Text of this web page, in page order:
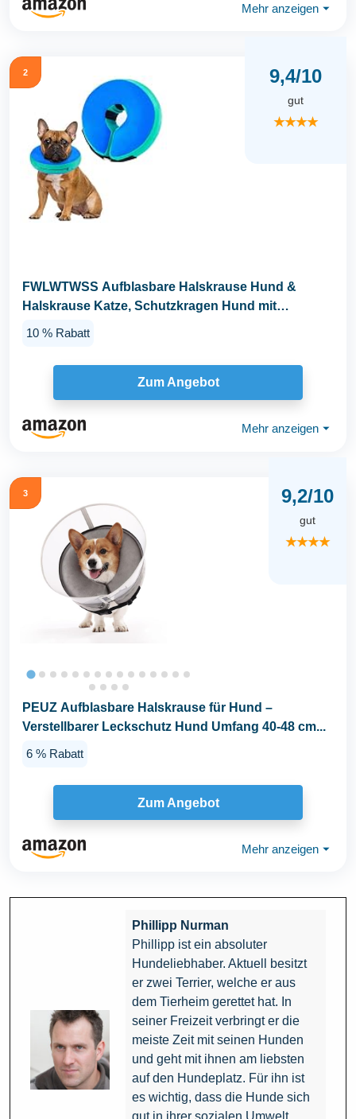
Mehr anzeigen ⏷
2 9,4/10
gut
★★★★
FWLWTWSS Aufblasbare Halskrause Hund &
Halskrause Katze, Schutzkragen Hund mit
10 % Rabatt
Zum Angebot
Mehr anzeigen ⏷
3 9,2/10
gut
★★★★
PEUZ Aufblasbare Halskrause für Hund –
Verstellbarer Leckschutz Hund Umfang 40-48 cm...
6 % Rabatt
Zum Angebot
Mehr anzeigen ⏷
Phillipp Nurman
Phillipp ist ein absoluter
Hundeliebhaber. Aktuell besitzt
er zwei Terrier, welche er aus
dem Tierheim gerettet hat. In
seiner Freizeit verbringt er die
meiste Zeit mit seinen Hunden
und geht mit ihnen am liebsten
auf den Hundeplatz. Für ihn ist
es wichtig, dass die Hunde sich